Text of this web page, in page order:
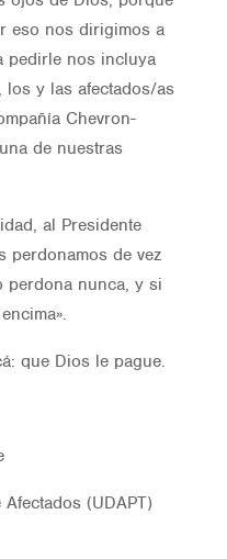
eso nos dirigimos a
pedirle nos incluya
y las afectados/as
Chevron-
de nuestras
al Presidente
perdonamos de vez
perdona nunca, y si
que Dios le pague.
(UDAPT)